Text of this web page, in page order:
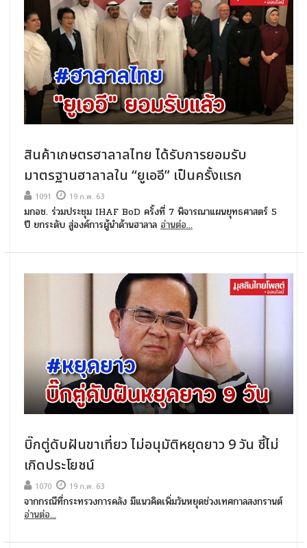
สินค้าเกษตรฮาลาลไทย ได้รับการยอมรับ
มาตรฐานฮาลาลใน “ยูเออี” เป็นครั้งแรก
1091 19 ก.พ. 63
มกอช. ร่วมประชุม IHAF BoD ครั้งที่ 7 พิจารณาแผนยุทธศาสตร์ 5
ปี ยกระดับ สู่องค์การผู้นำด้านฮาลาล อ่านต่อ...
บิ๊กตู่ดับฝันขาเที่ยว ไม่อนุมัติหยุดยาว 9 วัน ชี้ไม่
เกิดประโยชน์
1070 19 ก.พ. 63
จากกรณีที่กระทรวงการคลัง มีแนวคิดเพิ่มวันหยุดช่วงเทศกาลสงกรานต์
อ่านต่อ...